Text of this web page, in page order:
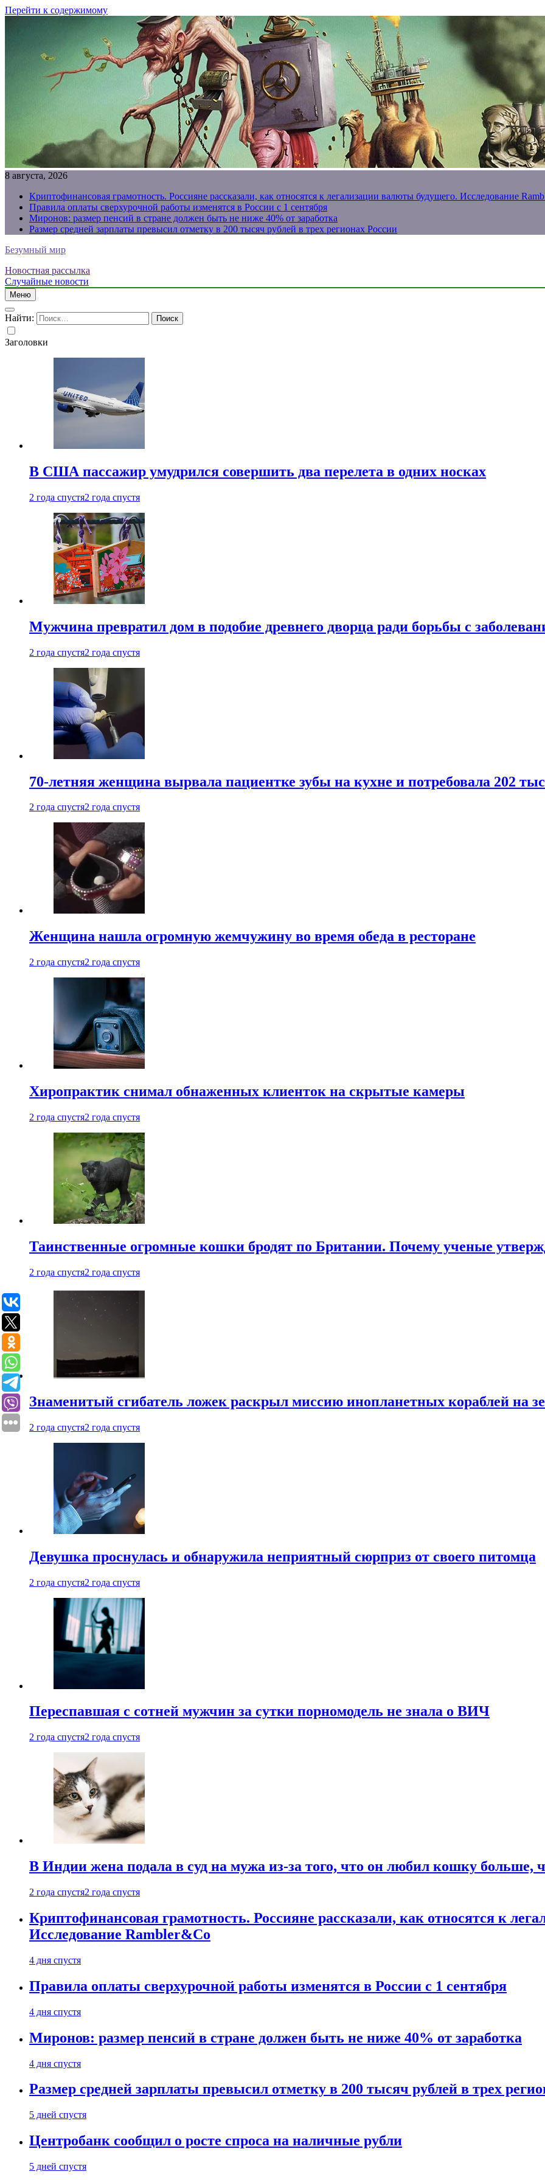
Перейти к содержимому
8 августа, 2026
Криптофинансовая грамотность. Россияне рассказали, как относятся к легализации валюты будущего. Исследование
Правила оплаты сверхурочной работы изменятся в России с 1 сентября
Миронов: размер пенсий в стране должен быть не ниже 40% от заработка
Размер средней зарплаты превысил отметку в 200 тысяч рублей в трех регионах России
Безумный мир
Новостная рассылка
Случайные новости
Меню
Найти:
Заголовки
В США пассажир умудрился совершить два перелета в одних носках
2 года спустя2 года спустя
Мужчина превратил дом в подобие древнего дворца ради борьбы с
2 года спустя2 года спустя
70-летняя женщина вырвала пациентке зубы на кухне и потребовала 202
2 года спустя2 года спустя
Женщина нашла огромную жемчужину во время обеда в ресторане
2 года спустя2 года спустя
Хиропрактик снимал обнаженных клиенток на скрытые камеры
2 года спустя2 года спустя
Таинственные огромные кошки бродят по Британии. Почему ученые
2 года спустя2 года спустя
Знаменитый сгибатель ложек раскрыл миссию инопланетных кораблей на
2 года спустя2 года спустя
Девушка проснулась и обнаружила неприятный сюрприз от своего питомца
2 года спустя2 года спустя
Переспавшая с сотней мужчин за сутки порномодель не знала о ВИЧ
2 года спустя2 года спустя
В Индии жена подала в суд на мужа из-за того, что он любил кошку больше,
2 года спустя2 года спустя
Криптофинансовая грамотность. Россияне рассказали, как относятся к
Исследование Rambler&Co
4 дня спустя
Правила оплаты сверхурочной работы изменятся в России с 1 сентября
4 дня спустя
Миронов: размер пенсий в стране должен быть не ниже 40% от заработка
4 дня спустя
Размер средней зарплаты превысил отметку в 200 тысяч рублей в трех
5 дней спустя
Центробанк сообщил о росте спроса на наличные рубли
5 дней спустя